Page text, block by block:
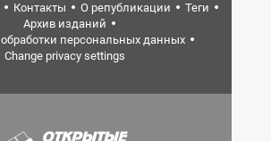
Контакты О републикации
Теги
Архив изданий
персональных данных
Change privacy settings